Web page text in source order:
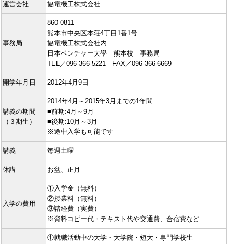
運営会社 協電機工株式会社
事務局
860-0811
熊本市中央区本荘4丁目1番1号
協電機工株式会社内
日本ベンチャー大學 熊本校 事務局
TEL／096-366-5221 FAX／096-366-6669
開学年月日 2012年4月9日
講義の期間
（３期生）
2014年4月～2015年3月までの1年間
■前期:4月～9月
■後期:10月～3月
※途中入学も可能です
講義 毎週土曜
休講 お盆、正月
入学の費用
①入学金（無料）
②授業料（無料）
③諸経費（実費）
※資料コピー代・テキスト代や交通費、合宿費など
①就職活動中の大学・大学院・短大・専門学校生